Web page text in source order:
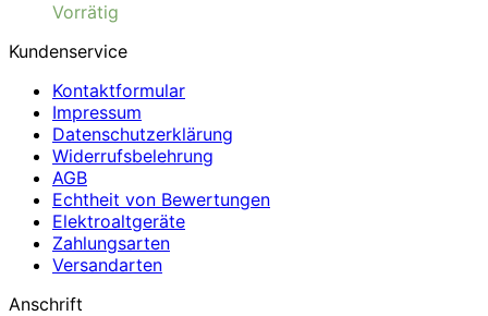
Vorrätig
Kundenservice
Kontaktformular
Impressum
Datenschutzerklärung
Widerrufsbelehrung
AGB
Echtheit von Bewertungen
Elektroaltgeräte
Zahlungsarten
Versandarten
Anschrift